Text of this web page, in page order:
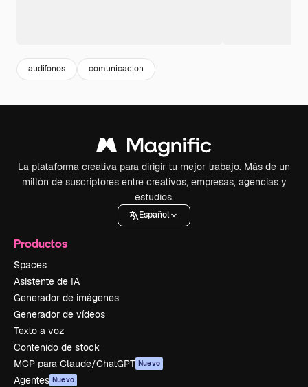
audifonos comunicacion
La plataforma creativa para dirigir tu mejor trabajo. Más de un
millón de suscriptores entre creativos, empresas, agencias y
estudios.
Español
Productos
Spaces
Asistente de IA
Generador de imágenes
Generador de vídeos
Texto a voz
Contenido de stock
MCP para Claude/ChatGPT Nuevo
Agentes Nuevo